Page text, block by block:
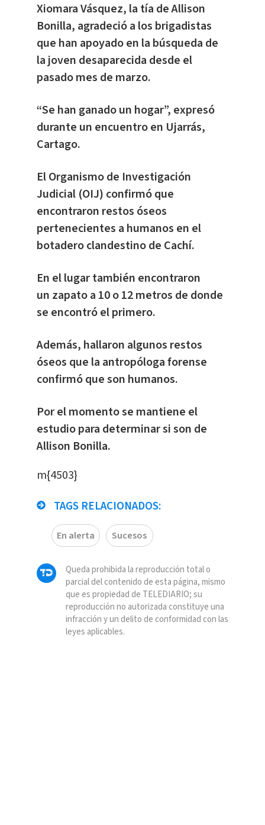
Xiomara Vásquez, la tía de Allison
Bonilla, agradeció a los brigadistas
que han apoyado en la búsqueda de
la joven desaparecida desde el
pasado mes de marzo.
“Se han ganado un hogar”, expresó
durante un encuentro en Ujarrás,
Cartago.
El Organismo de Investigación
Judicial (OIJ) confirmó que
encontraron restos óseos
pertenecientes a humanos en el
botadero clandestino de Cachí.
En el lugar también encontraron
un zapato a 10 o 12 metros de donde
se encontró el primero.
Además, hallaron algunos restos
óseos que la antropóloga forense
confirmó que son humanos.
Por el momento se mantiene el
estudio para determinar si son de
Allison Bonilla.
m{4503}
TAGS RELACIONADOS:
En alerta Sucesos
Queda prohibida la reproducción total o
parcial del contenido de esta página, mismo
que es propiedad de TELEDIARIO; su
reproducción no autorizada constituye una
infracción y un delito de conformidad con las
leyes aplicables.